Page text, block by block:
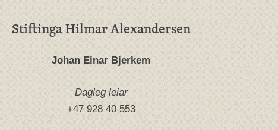
Stiftinga Hilmar Alexandersen
Johan Einar Bjerkem
Dagleg leiar
+47 928 40 553